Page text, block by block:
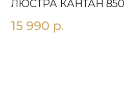
ЛЮСТРА КАНТАН 850
15 990 р.